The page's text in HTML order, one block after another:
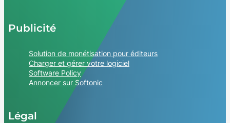
Publicité
Solution de monétisation pour éditeurs
Charger et gérer votre logiciel
Software Policy
Annoncer sur Softonic
Légal